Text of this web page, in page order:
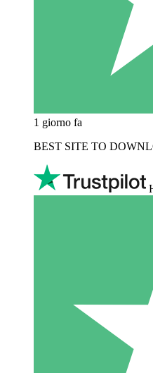
1 giorno fa
BEST SITE TO